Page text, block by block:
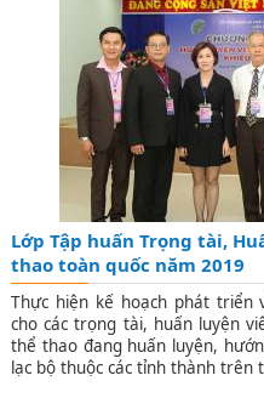
Lớp Tập huấn Trọng tài,
thao toàn quốc năm 2019
Thực hiện kế hoạch phát triển
cho các trọng tài, huấn luyện
thể thao đang huấn luyện,
lạc bộ thuộc các tỉnh thành trên